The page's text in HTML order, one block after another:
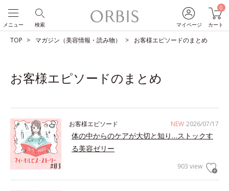
マイページ
0
カート
検索
メニュー
TOP マガジン（美容情報・読み物） お客様エピソードのまとめ
お客様エピソードのまとめ
NEW 2026/07/17
お客様エピソード
体の中からのケアが大切と知り…ストックす
る美容ゼリー
903 view